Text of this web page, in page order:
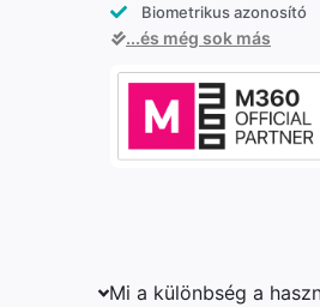
Biometrikus azonosító
...és még sok más
Mi a különbség a